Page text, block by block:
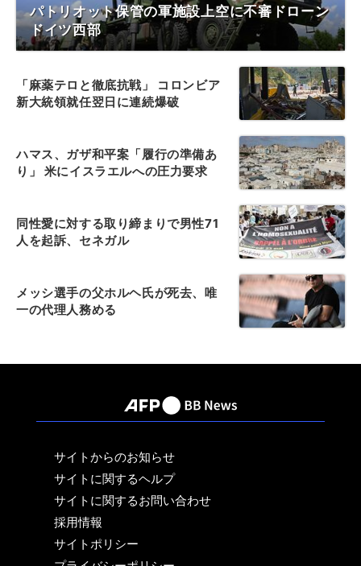
パトリオット保管の軍施設上空に不審ドローン
ドイツ西部
「麻薬テロと徹底抗戦」 コロンビア
新大統領就任翌日に連続爆破
ハマス、ガザ和平案「履行の準備あ
り」 米にイスラエルへの圧力要求
同性愛に対する取り締まりで男性71
人を起訴、セネガル
メッシ選手の父ホルヘ氏が死去、唯
一の代理人務める
サイトからのお知らせ
サイトに関するヘルプ
サイトに関するお問い合わせ
採用情報
サイトポリシー